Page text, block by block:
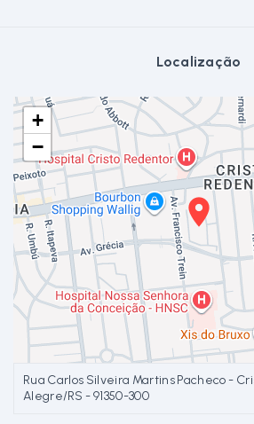
Localização
+
−
Rua Carlos Silveira Martins Pacheco -
Alegre/RS - 91350-300